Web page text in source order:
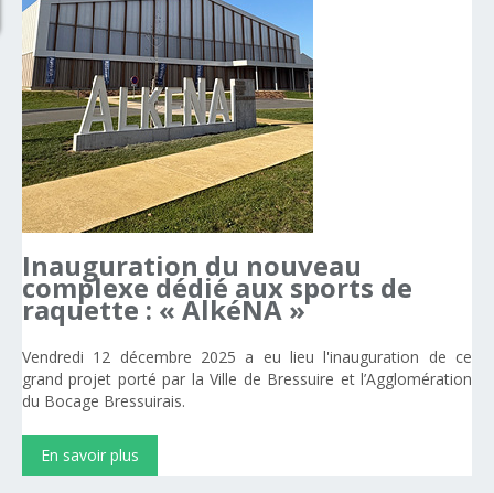
Inauguration du nouveau
complexe dédiéauxsports de
raquette: « AlkéNA »
Vendredi 12 décembre 2025 a eu lieu l'inauguration de ce
grand projet porté par la Ville de Bressuire et l’Agglomération
du Bocage Bressuirais.
En savoir plus